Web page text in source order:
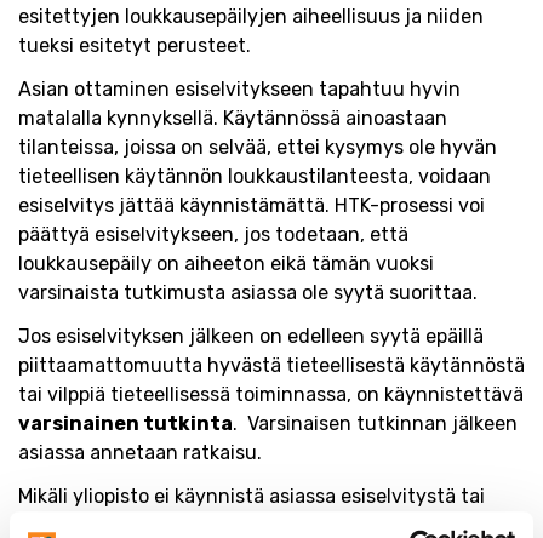
esitettyjen loukkausepäilyjen aiheellisuus ja niiden
tueksi esitetyt perusteet.
Asian ottaminen esiselvitykseen tapahtuu hyvin
matalalla kynnyksellä. Käytännössä ainoastaan
tilanteissa, joissa on selvää, ettei kysymys ole hyvän
tieteellisen käytännön loukkaustilanteesta, voidaan
esiselvitys jättää käynnistämättä. HTK-prosessi voi
päättyä esiselvitykseen, jos todetaan, että
loukkausepäily on aiheeton eikä tämän vuoksi
varsinaista tutkimusta asiassa ole syytä suorittaa.
Jos esiselvityksen jälkeen on edelleen syytä epäillä
piittaamattomuutta hyvästä tieteellisestä käytännöstä
tai vilppiä tieteellisessä toiminnassa, on käynnistettävä
varsinainen tutkinta. Varsinaisen tutkinnan jälkeen
asiassa annetaan ratkaisu.
Mikäli yliopisto ei käynnistä asiassa esiselvitystä tai
katso myöhemmin varsinaisen tutkinnan tekemistä